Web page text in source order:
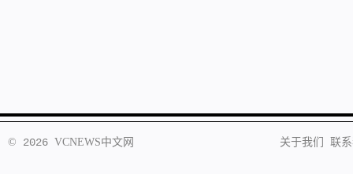
© 2026 VCNEWS中文网 关于我们 联